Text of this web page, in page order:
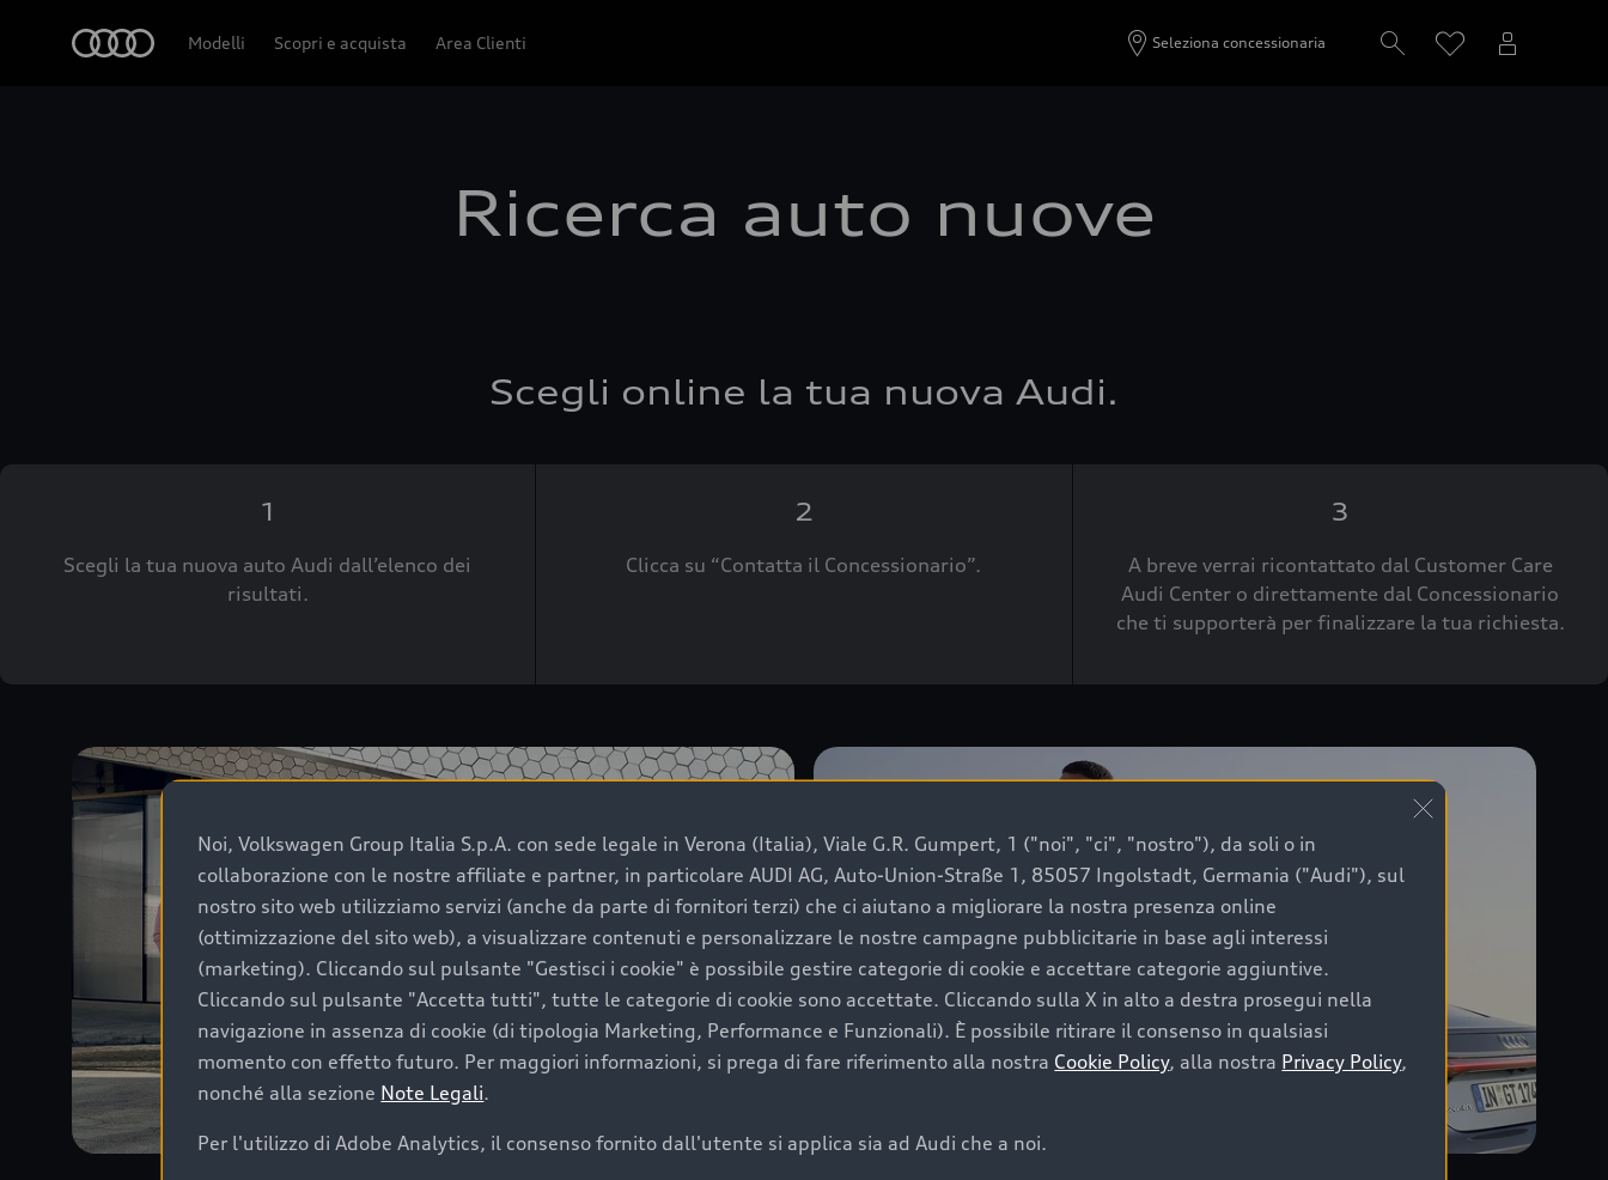
Modelli Scopri e acquista Area Clienti Seleziona concessionaria
Ricerca auto nuove
Scegli online la tua nuova Audi.
1
Scegli la tua nuova auto Audi dall’elenco dei
risultati.
2
Clicca su “Contatta il Concessionario”.
3
A breve verrai ricontattato dal Customer Care
Audi Center o direttamente dal Concessionario
che ti supporterà per finalizzare la tua richiesta.
Noi, Volkswagen Group Italia S.p.A. con sede legale in Verona (Italia), Viale G.R. Gumpert, 1 ("noi", "ci", "nostro"), da soli o in
collaborazione con le nostre affiliate e partner, in particolare AUDI AG, Auto-Union-Straße 1, 85057 Ingolstadt, Germania ("Audi"), sul
nostro sito web utilizziamo servizi (anche da parte di fornitori terzi) che ci aiutano a migliorare la nostra presenza online
(ottimizzazione del sito web), a visualizzare contenuti e personalizzare le nostre campagne pubblicitarie in base agli interessi
(marketing). Cliccando sul pulsante "Gestisci i cookie" è possibile gestire categorie di cookie e accettare categorie aggiuntive.
Cliccando sul pulsante "Accetta tutti", tutte le categorie di cookie sono accettate. Cliccando sulla X in alto a destra prosegui nella
navigazione in assenza di cookie (di tipologia Marketing, Performance e Funzionali). È possibile ritirare il consenso in qualsiasi
momento con effetto futuro. Per maggiori informazioni, si prega di fare riferimento alla nostra Cookie Policy, alla nostra Privacy Policy,
nonché alla sezione Note Legali.
Per l'utilizzo di Adobe Analytics, il consenso fornito dall'utente si applica sia ad Audi che a noi.